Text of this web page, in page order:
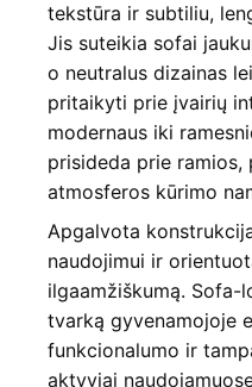
tekstūra ir subtiliu,
Jis suteikia sofai
o neutralus dizainas
pritaikyti prie įvairių
modernaus iki
prisideda prie ramios,
atmosferos kūrimo
Apgalvota
naudojimui ir
ilgaamžiškumą. Sofa-
tvarką gyvenamojoje
funkcionalumo ir
aktyviai